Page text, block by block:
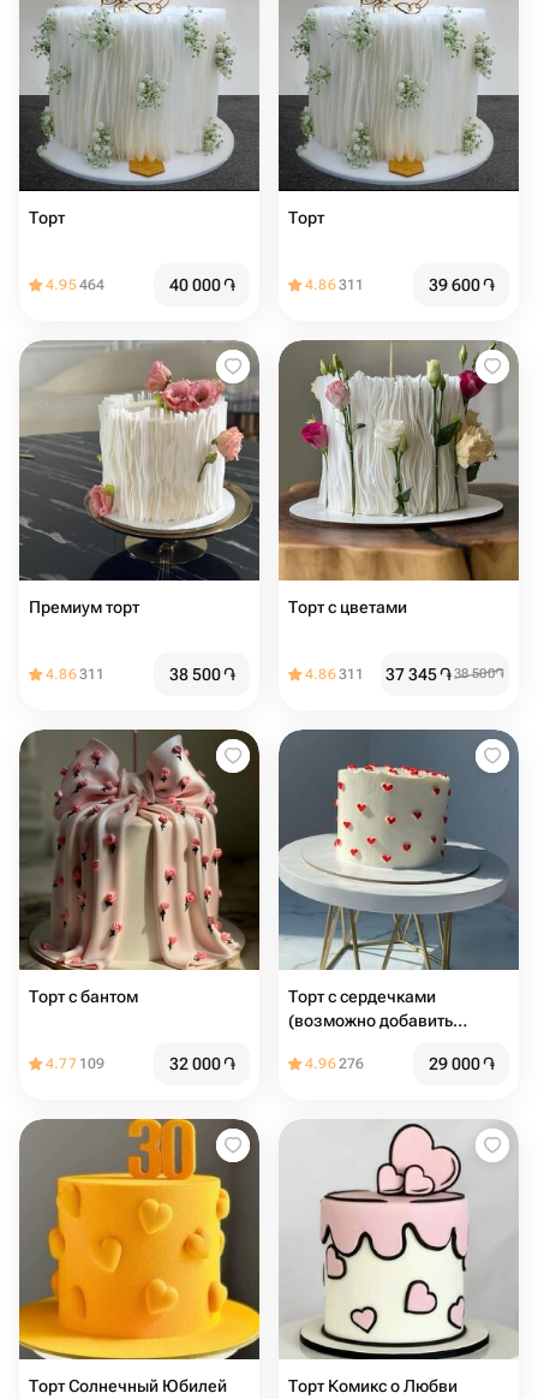
Торт
4.95464 40 000֏
Торт
4.86311 39 600֏
Премиум торт
4.86311 38 500֏
Торт с цветами
4.86311 37 345֏38 500֏
Торт с бантом
4.77 109 32 000֏
Торт с сердечками
(возможно добавить
4.96276 29 000֏
Торт Солнечный Юбилей Торт Комикс о Любви